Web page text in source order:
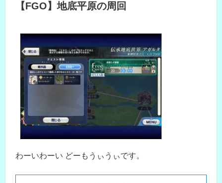
【FGO】地底平原の周回
わーいわーい どーもうぃうぃです。